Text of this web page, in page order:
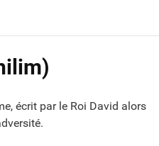
écrit par le Roi David alors